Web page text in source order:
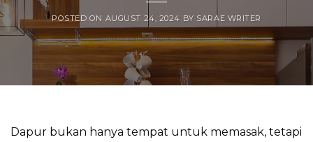
POSTED ON AUGUST 24, 2024 BY SARAE WRITER
Dapur bukan hanya tempat untuk memasak, tetapi